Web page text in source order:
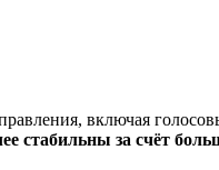
включая
стабильны за счёт